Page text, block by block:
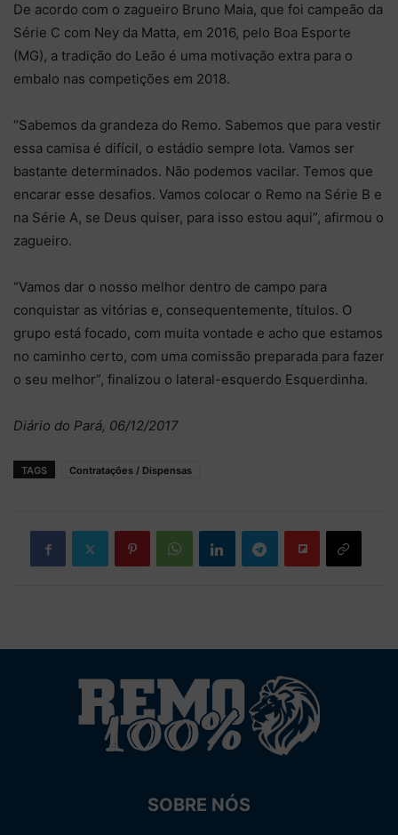
De acordo com o zagueiro Bruno Maia, que foi campeão da
Série C com Ney da Matta, em 2016, pelo Boa Esporte
(MG), a tradição do Leão é uma motivação extra para o
embalo nas competições em 2018.
“Sabemos da grandeza do Remo. Sabemos que para vestir
essa camisa é difícil, o estádio sempre lota. Vamos ser
bastante determinados. Não podemos vacilar. Temos que
encarar esse desafios. Vamos colocar o Remo na Série B e
na Série A, se Deus quiser, para isso estou aqui”, afirmou o
zagueiro.
“Vamos dar o nosso melhor dentro de campo para
conquistar as vitórias e, consequentemente, títulos. O
grupo está focado, com muita vontade e acho que estamos
no caminho certo, com uma comissão preparada para fazer
o seu melhor”, finalizou o lateral-esquerdo Esquerdinha.
Diário do Pará, 06/12/2017
TAGS Contratações / Dispensas
SOBRE NÓS